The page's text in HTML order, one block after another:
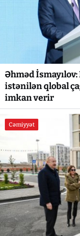
Əhməd
istənilən qlobal
imkan verir
Cəmiyyət